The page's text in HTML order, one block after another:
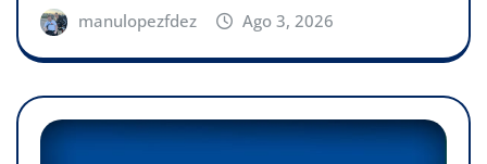
manulopezfdez Ago 3, 2026